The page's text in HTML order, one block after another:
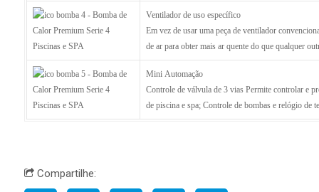
Ventilador de uso específico
Em vez de usar uma peça de ventilador
de ar para obter mais ar quente do que qualquer
Mini Automação
Controle de válvula de 3 vias Permite controlar e
de piscina e spa; Controle de bombas e relógio de
Compartilhe: